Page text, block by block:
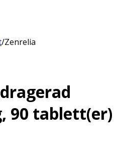
/Zenrelia
90 tablett(er)